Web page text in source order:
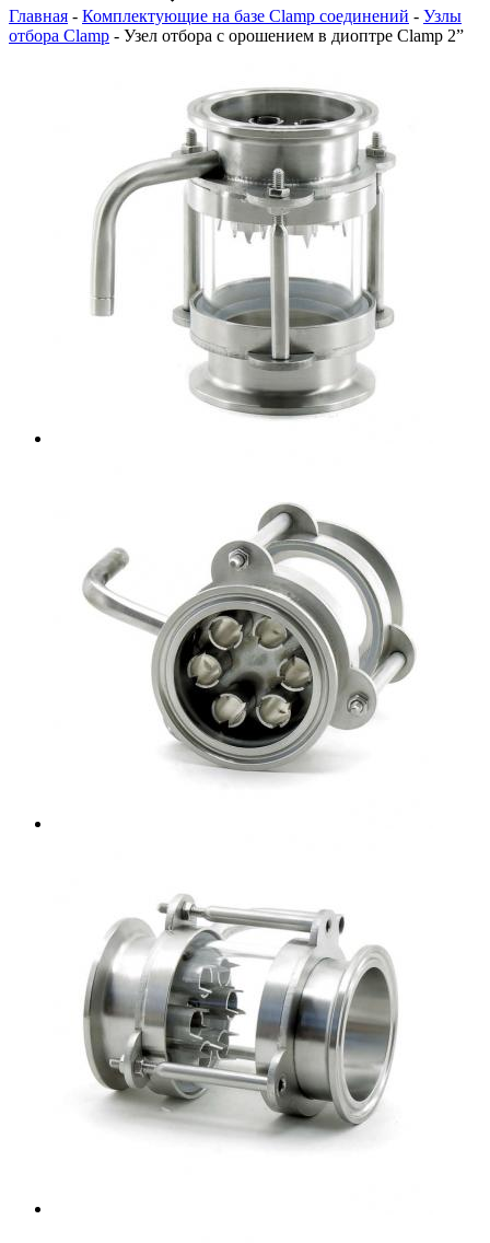
Главная - Комплектующие на базе Clamp соединений - Узлы
отбора Clamp - Узел отбора с орошением в диоптре Clamp 2”